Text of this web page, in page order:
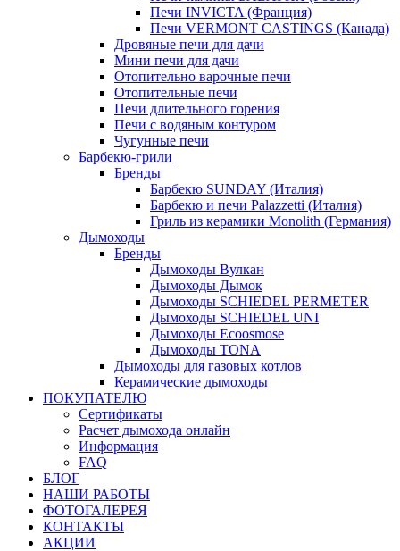
Печи INVICTA (Франция)
Печи VERMONT CASTINGS (Канада)
Дровяные печи для дачи
Мини печи для дачи
Отопительно варочные печи
Отопительные печи
Печи длительного горения
Печи с водяным контуром
Чугунные печи
Барбекю-грили
Бренды
Барбекю SUNDAY (Италия)
Барбекю и печи Palazzetti (Италия)
Гриль из керамики Monolith (Германия)
Дымоходы
Бренды
Дымоходы Вулкан
Дымоходы Дымок
Дымоходы SCHIEDEL PERMETER
Дымоходы SCHIEDEL UNI
Дымоходы Ecoosmose
Дымоходы TONA
Дымоходы для газовых котлов
Керамические дымоходы
ПОКУПАТЕЛЮ
Сертификаты
Расчет дымохода онлайн
Информация
FAQ
БЛОГ
НАШИ РАБОТЫ
ФОТОГАЛЕРЕЯ
КОНТАКТЫ
АКЦИИ